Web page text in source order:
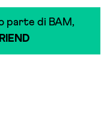
parte di BAM,